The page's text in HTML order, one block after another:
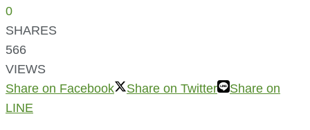
0
SHARES
566
VIEWS
Share on Facebook
Share on Twitter
Share on
LINE